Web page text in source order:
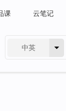
课 云笔记
中英